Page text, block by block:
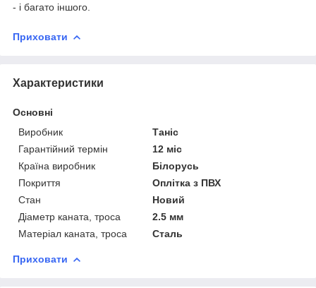
- і багато іншого.
Приховати
Характеристики
Основні
Виробник
Таніс
Гарантійний термін
12 міс
Країна виробник
Білорусь
Покриття
Оплітка з ПВХ
Стан
Новий
Діаметр каната, троса
2.5 мм
Матеріал каната, троса
Сталь
Приховати